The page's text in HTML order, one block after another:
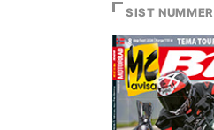
SIST NUMMER